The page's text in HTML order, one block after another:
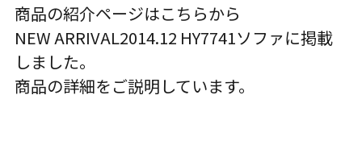
商品の紹介ページはこちらから
NEW ARRIVAL2014.12 HY7741ソファに掲載
しました。
商品の詳細をご説明しています。